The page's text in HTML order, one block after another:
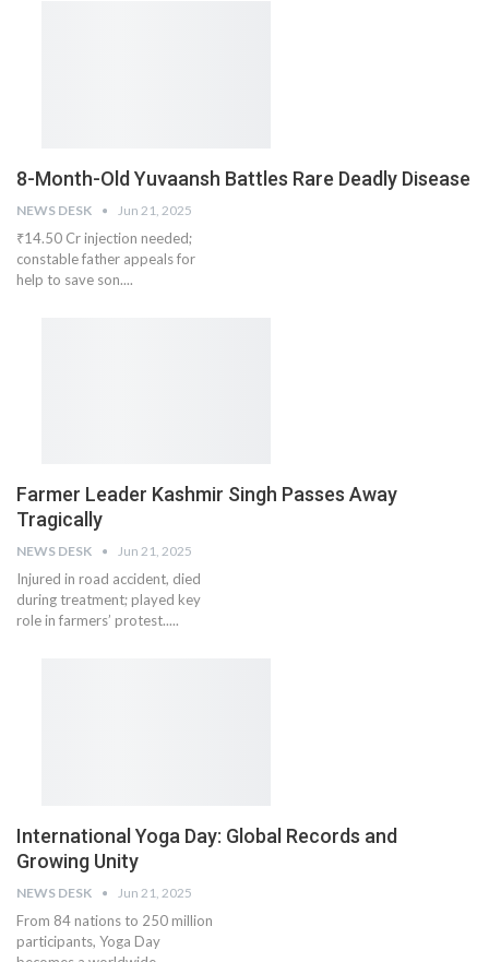
8-Month-Old Yuvaansh Battles Rare Deadly Disease
NEWS DESK Jun 21, 2025
₹14.50 Cr injection needed;
constable father appeals for
help to save son....
Farmer Leader Kashmir Singh Passes Away
Tragically
NEWS DESK Jun 21, 2025
Injured in road accident, died
during treatment; played key
role in farmers’ protest.....
International Yoga Day: Global Records and
Growing Unity
NEWS DESK Jun 21, 2025
From 84 nations to 250 million
participants, Yoga Day